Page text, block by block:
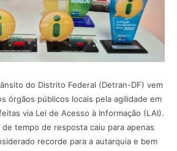
do Distrito Federal (Detran-DF) vem
órgãos públicos locais pela agilidade em
via Lei de Acesso à Informação (LAI).
de tempo de resposta caiu para apenas
recorde para a autarquia e bem